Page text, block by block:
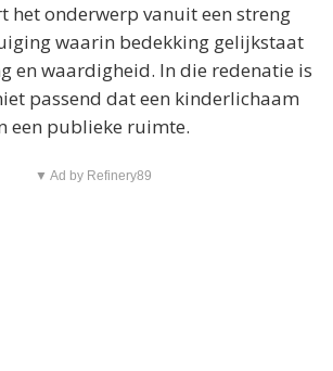
het onderwerp vanuit een streng
waarin bedekking gelijkstaat
en waardigheid. In die redenatie is
passend dat een kinderlichaam
een publieke ruimte.
▼ Ad by Refinery89